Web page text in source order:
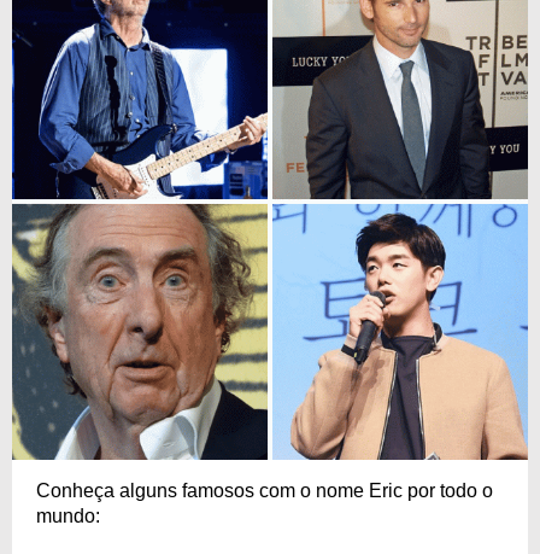
Conheça alguns famosos com o nome Eric por todo o
mundo: